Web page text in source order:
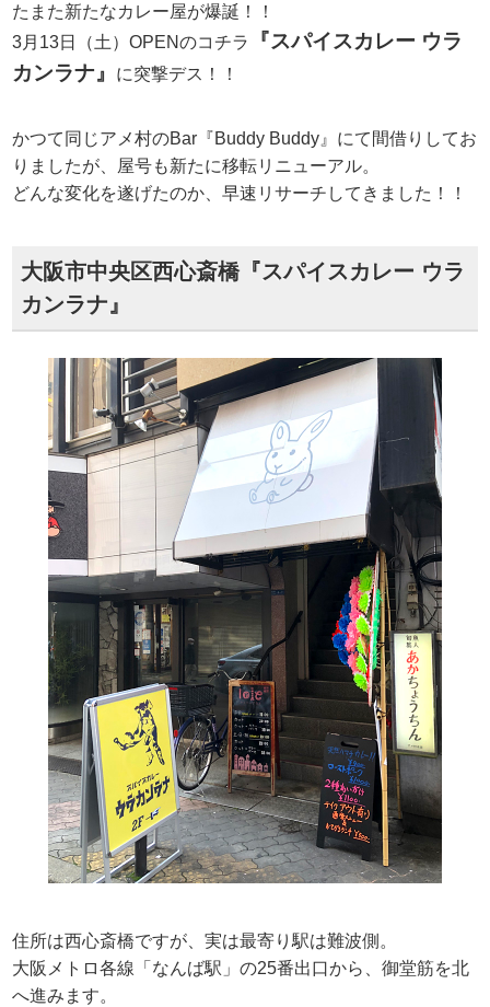
たまた新たなカレー屋が爆誕！！
3月13日（土）OPENのコチラ
『スパイスカレー ウラ
カンラナ』
に突撃デス！！
かつて同じアメ村のBar『Buddy Buddy』にて間借りしてお
りましたが、屋号も新たに移転リニューアル。
どんな変化を遂げたのか、早速リサーチしてきました！！
大阪市中央区西心斎橋『スパイスカレー ウラ
カンラナ』
住所は西心斎橋ですが、実は最寄り駅は難波側。
大阪メトロ各線「なんば駅」の25番出口から、御堂筋を北
へ進みます。